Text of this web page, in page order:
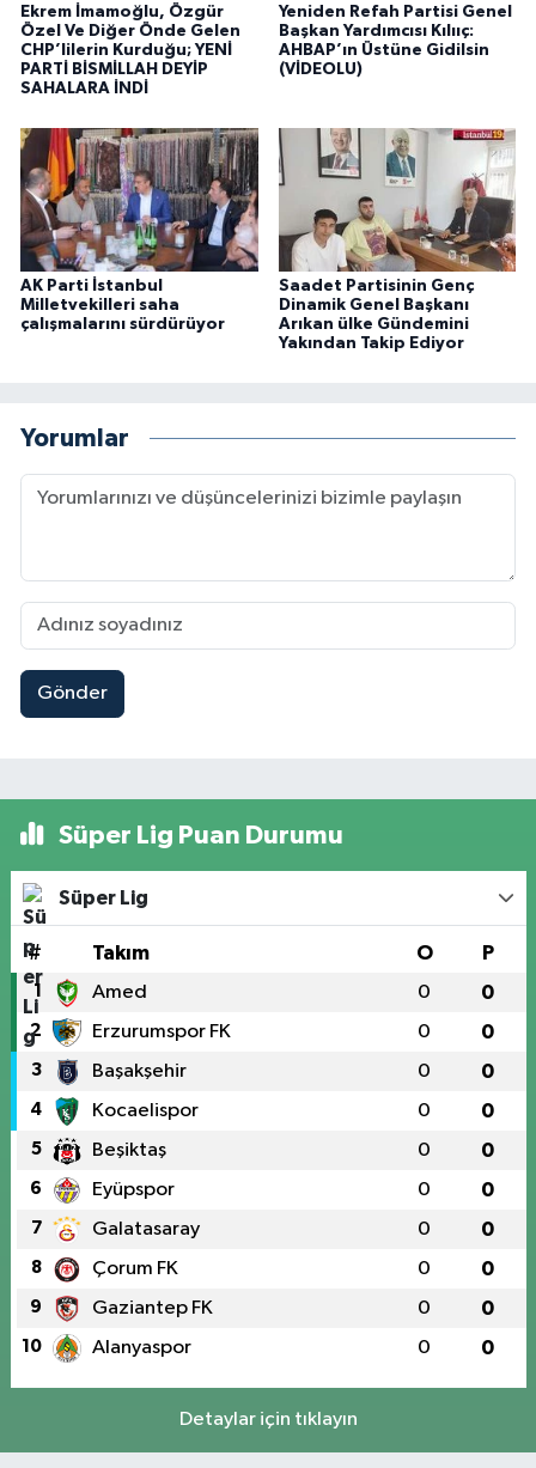
Ekrem İmamoğlu, Özgür
Özel Ve Diğer Önde Gelen
CHP’lilerin Kurduğu; YENİ
PARTİ BİSMİLLAH DEYİP
SAHALARA İNDİ
Yeniden Refah Partisi Genel
Başkan Yardımcısı Kılııç:
AHBAP’ın Üstüne Gidilsin
(VİDEOLU)
AK Parti İstanbul
Milletvekilleri saha
çalışmalarını sürdürüyor
Saadet Partisinin Genç
Dinamik Genel Başkanı
Arıkan ülke Gündemini
Yakından Takip Ediyor
Yorumlar
Gönder
Süper Lig Puan Durumu
Süper Lig
# Takım O P
1 Amed 0 0
2 Erzurumspor FK 0 0
3 Başakşehir 0 0
4 Kocaelispor 0 0
5 Beşiktaş 0 0
6 Eyüpspor 0 0
7 Galatasaray 0 0
8 Çorum FK 0 0
9 Gaziantep FK 0 0
10 Alanyaspor 0 0
Detaylar için tıklayın